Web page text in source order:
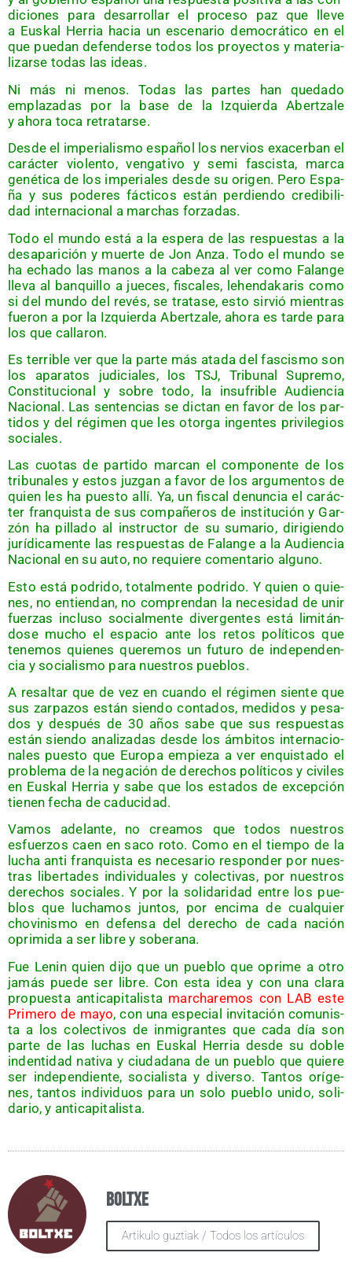
di­cio­nes para desa­rro­llar el pro­ce­so paz que lle­ve
a Eus­kal Herria hacia un esce­na­rio demo­crá­ti­co en el
que pue­dan defen­der­se todos los pro­yec­tos y mate­ria­
li­zar­se todas las ideas.
Ni más ni menos. Todas las par­tes han que­da­do
empla­za­das por la base de la Izquier­da Aber­tza­le
y aho­ra toca retratarse.
Des­de el impe­ria­lis­mo espa­ñol los ner­vios exa­cer­ban el
carác­ter vio­len­to, ven­ga­ti­vo y semi fas­cis­ta, mar­ca
gené­ti­ca de los impe­ria­les des­de su ori­gen. Pero Espa­
ña y sus pode­res fác­ti­cos están per­dien­do cre­di­bi­li­
dad inter­na­cio­nal a mar­chas forzadas.
Todo el mun­do está a la espe­ra de las res­pues­tas a la
des­apa­ri­ción y muer­te de Jon Anza. Todo el mun­do se
ha echa­do las manos a la cabe­za al ver como Falan­ge
lle­va al ban­qui­llo a jue­ces, fis­ca­les, lehen­da­ka­ris como
si del mun­do del revés, se tra­ta­se, esto sir­vió mien­tras
fue­ron a por la Izquier­da Aber­tza­le, aho­ra es tar­de para
los que callaron.
Es terri­ble ver que la par­te más ata­da del fas­cis­mo son
los apa­ra­tos judi­cia­les, los TSJ, Tri­bu­nal Supre­mo,
Cons­ti­tu­cio­nal y sobre todo, la insu­fri­ble Audien­cia
Nacio­nal. Las sen­ten­cias se dic­tan en favor de los par­
ti­dos y del régi­men que les otor­ga ingen­tes pri­vi­le­gios
sociales.
Las cuo­tas de par­ti­do mar­can el com­po­nen­te de los
tri­bu­na­les y estos juz­gan a favor de los argu­men­tos de
quien les ha pues­to allí. Ya, un fis­cal denun­cia el carác­
ter fran­quis­ta de sus com­pa­ñe­ros de ins­ti­tu­ción y Gar­
zón ha pilla­do al ins­truc­tor de su suma­rio, diri­gien­do
jurí­di­ca­men­te las res­pues­tas de Falan­ge a la Audien­cia
Nacio­nal en su auto, no requie­re comen­ta­rio alguno.
Esto está podri­do, total­men­te podri­do. Y quien o quie­
nes, no entien­dan, no com­pren­dan la nece­si­dad de unir
fuer­zas inclu­so social­men­te diver­gen­tes está limi­tán­
do­se mucho el espa­cio ante los retos polí­ti­cos que
tene­mos quie­nes que­re­mos un futu­ro de inde­pen­den­
cia y socia­lis­mo para nues­tros pueblos.
A resal­tar que de vez en cuan­do el régi­men sien­te que
sus zar­pa­zos están sien­do con­ta­dos, medi­dos y pesa­
dos y des­pués de 30 años sabe que sus res­pues­tas
están sien­do ana­li­za­das des­de los ámbi­tos inter­na­cio­
na­les pues­to que Euro­pa empie­za a ver enquis­ta­do el
pro­ble­ma de la nega­ción de dere­chos polí­ti­cos y civi­les
en Eus­kal Herria y sabe que los esta­dos de excep­ción
tie­nen fecha de caducidad.
Vamos ade­lan­te, no crea­mos que todos nues­tros
esfuer­zos caen en saco roto. Como en el tiem­po de la
lucha anti fran­quis­ta es nece­sa­rio res­pon­der por nues­
tras liber­ta­des indi­vi­dua­les y colec­ti­vas, por nues­tros
dere­chos socia­les. Y por la soli­da­ri­dad entre los pue­
blos que lucha­mos jun­tos, por enci­ma de cual­quier
cho­vi­nis­mo en defen­sa del dere­cho de cada nación
opri­mi­da a ser libre y soberana.
Fue Lenin quien dijo que un pue­blo que opri­me a otro
jamás pue­de ser libre. Con esta idea y con una cla­ra
pro­pues­ta anti­ca­pi­ta­lis­ta mar­cha­re­mos con LAB este
Pri­me­ro de mayo, con una espe­cial invi­ta­ción comu­nis­
ta a los colec­ti­vos de inmi­gran­tes que cada día son
par­te de las luchas en Eus­kal Herria des­de su doble
inden­ti­dad nati­va y ciu­da­da­na de un pue­blo que quie­re
ser inde­pen­dien­te, socia­lis­ta y diver­so. Tan­tos orí­ge­
nes, tan­tos indi­vi­duos para un solo pue­blo uni­do, soli­
da­rio, y anticapitalista.
Boltxe
Artikulo guztiak / Todos los artículos